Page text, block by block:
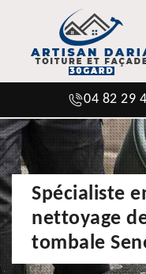
04 82 29
Spécialiste
nettoyage
tombale